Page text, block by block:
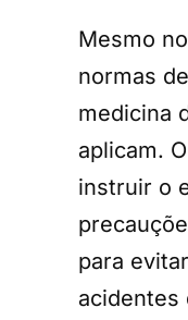
Mesmo
normas
medicina
aplicam.
instruir o
para
acidentes